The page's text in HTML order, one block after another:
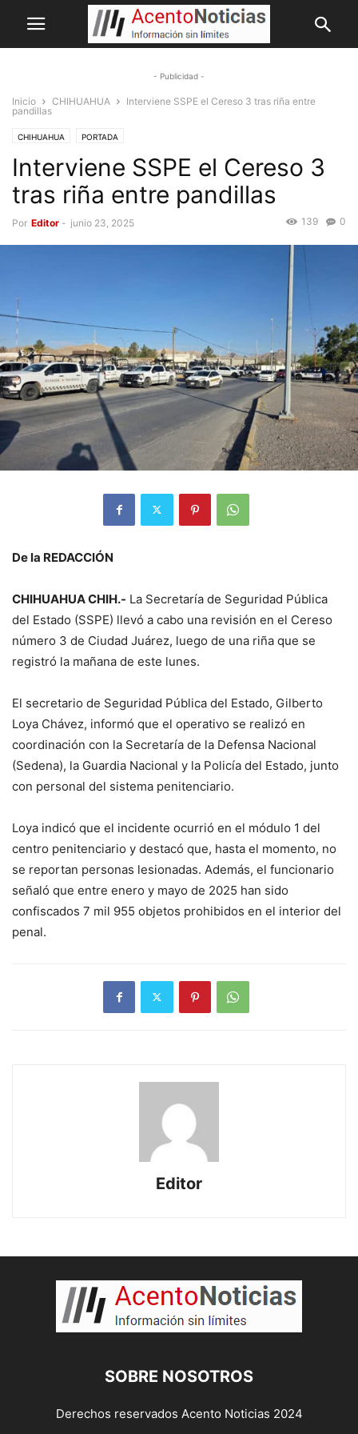
- Publicidad -
Inicio CHIHUAHUA
Interviene SSPE el Cereso 3 tras riña entre
pandillas
CHIHUAHUA PORTADA
Interviene SSPE el Cereso 3
tras riña entre pandillas
Por Editor - junio 23, 2025 0
139
De la REDACCIÓN
CHIHUAHUA CHIH.- La Secretaría de Seguridad Pública
del Estado (SSPE) llevó a cabo una revisión en el Cereso
número 3 de Ciudad Juárez, luego de una riña que se
registró la mañana de este lunes.
El secretario de Seguridad Pública del Estado, Gilberto
Loya Chávez, informó que el operativo se realizó en
coordinación con la Secretaría de la Defensa Nacional
(Sedena), la Guardia Nacional y la Policía del Estado, junto
con personal del sistema penitenciario.
Loya indicó que el incidente ocurrió en el módulo 1 del
centro penitenciario y destacó que, hasta el momento, no
se reportan personas lesionadas. Además, el funcionario
señaló que entre enero y mayo de 2025 han sido
confiscados 7 mil 955 objetos prohibidos en el interior del
penal.
Editor
SOBRE NOSOTROS
Derechos reservados Acento Noticias 2024